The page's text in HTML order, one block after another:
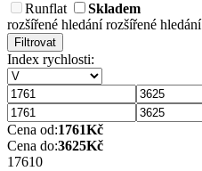
Runflat
Skladem
rozšířené hledánírozšířené hledání
Filtrovat
Index rychlosti:
Cena od:1761Kč
Cena do:3625Kč
17610